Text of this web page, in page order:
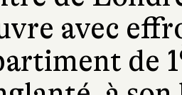
avec
de 1